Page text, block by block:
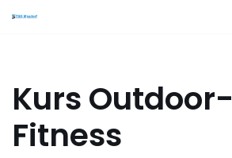
Kurs Outdoor-
Fitness